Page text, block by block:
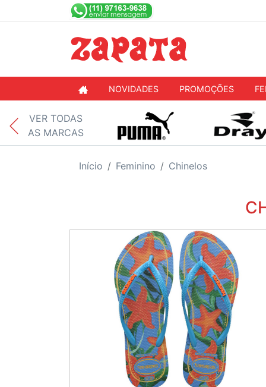
NOVIDADES PROMOÇÕES
VER TODAS
AS MARCAS
Início Feminino Chinelos